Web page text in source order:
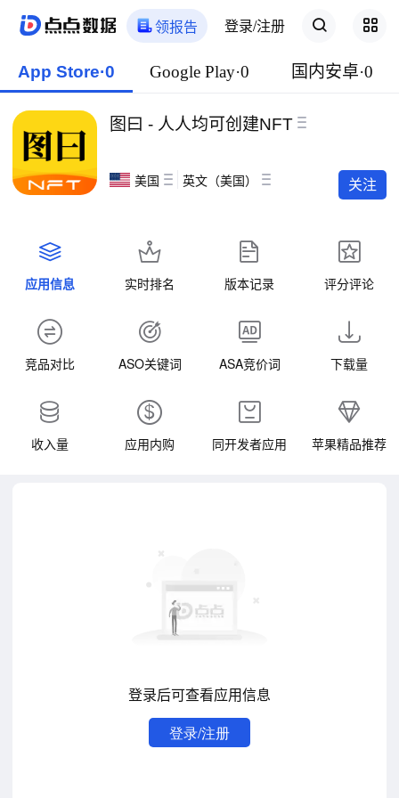
领报告 登录/注册
App Store·0 Google Play·0 国内安卓·0
图曰 - 人人均可创建NFT
美国 英文（美国） 关注
应用信息 实时排名 版本记录 评分评论
竞品对比 ASO关键词 ASA竞价词 下载量
收入量 应用内购 同开发者应用 苹果精品推荐
登录后可查看应用信息
登录/注册